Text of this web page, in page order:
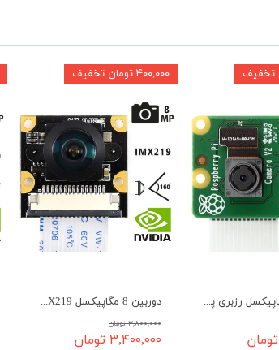
دوربین 8 مگاپیکسل IMX219 زاویه دید 160 با قابلیت IR دید در شب
۳,۸۰۰,۰۰۰ تومان
۳,۴۰۰,۰۰۰ تومان
۴۰۰,۰۰۰ تومان تخفیف
دوربین 8 مگاپیکسل رزبری پای IMX219 ماژول 2